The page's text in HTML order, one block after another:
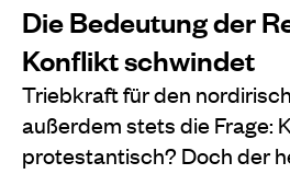
Die Bedeutung der
Konflikt schwindet
Triebkraft für den
außerdem stets die Frage:
protestantisch? Doch der